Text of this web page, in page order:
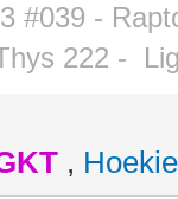
#039 -
222 -
, Hoekie